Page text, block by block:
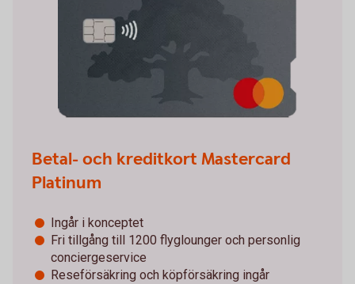
Betal- och kreditkort Mastercard
Platinum
Ingår i konceptet
Fri tillgång till 1200 flyglounger och personlig
conciergeservice
Reseförsäkring och köpförsäkring ingår